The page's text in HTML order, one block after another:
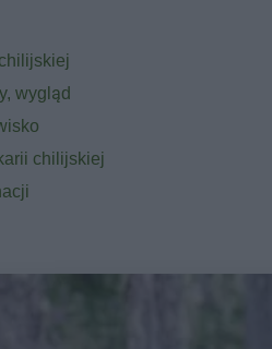
wygląd
chilijskiej